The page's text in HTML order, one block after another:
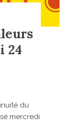
24
du
mercredi